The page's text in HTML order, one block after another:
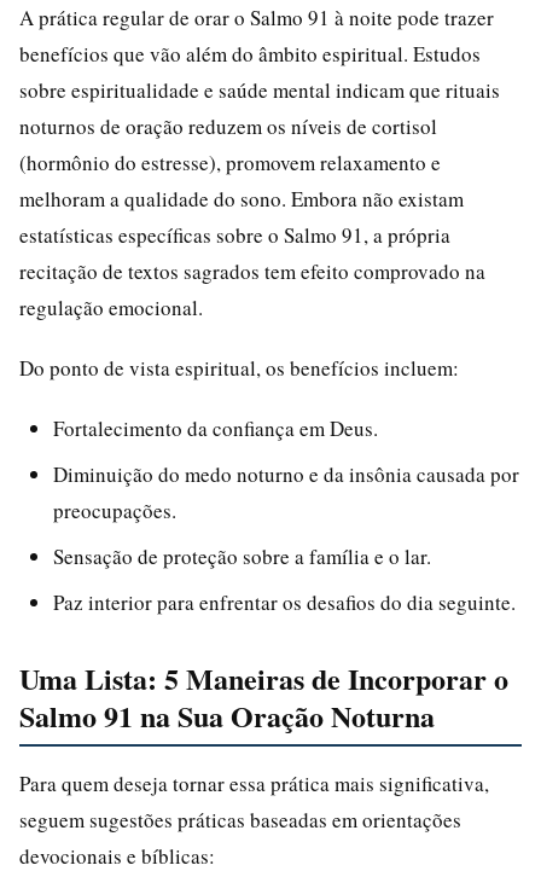
A prática regular de orar o Salmo 91 à noite pode trazer
benefícios que vão além do âmbito espiritual. Estudos
sobre espiritualidade e saúde mental indicam que rituais
noturnos de oração reduzem os níveis de cortisol
(hormônio do estresse), promovem relaxamento e
melhoram a qualidade do sono. Embora não existam
estatísticas específicas sobre o Salmo 91, a própria
recitação de textos sagrados tem efeito comprovado na
regulação emocional.
Do ponto de vista espiritual, os benefícios incluem:
Fortalecimento da confiança em Deus.
Diminuição do medo noturno e da insônia causada por
preocupações.
Sensação de proteção sobre a família e o lar.
Paz interior para enfrentar os desafios do dia seguinte.
Uma Lista: 5 Maneiras de Incorporar o
Salmo 91 na Sua Oração Noturna
Para quem deseja tornar essa prática mais significativa,
seguem sugestões práticas baseadas em orientações
devocionais e bíblicas: